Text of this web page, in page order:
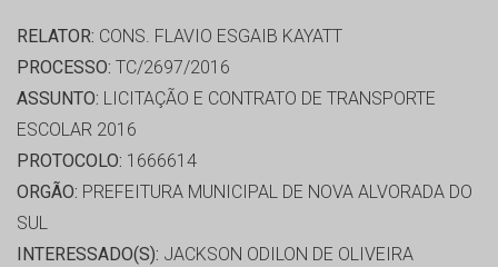
RELATOR: CONS. FLAVIO ESGAIB KAYATT
PROCESSO: TC/2697/2016
ASSUNTO: LICITAÇÃO E CONTRATO DE TRANSPORTE
ESCOLAR 2016
PROTOCOLO: 1666614
ORGÃO: PREFEITURA MUNICIPAL DE NOVA ALVORADA DO
SUL
INTERESSADO(S): JACKSON ODILON DE OLIVEIRA